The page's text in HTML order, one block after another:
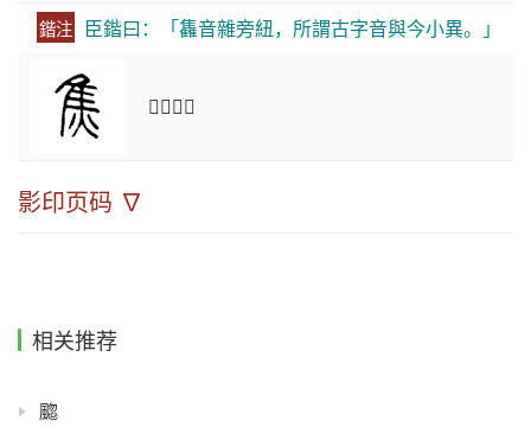
鍇注 臣鍇曰：「雥音雜旁紐，所謂古字音與今小異。」
𤓪或省。
影印页码 ∇
相关推荐
䬍